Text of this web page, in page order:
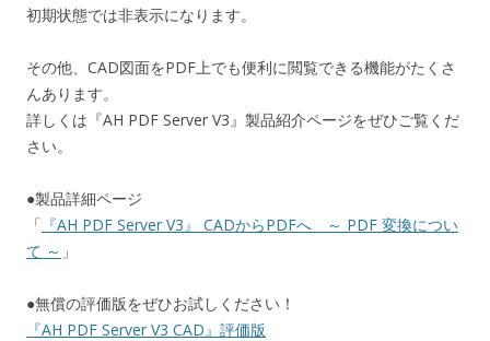
初期状態では非表示になります。
その他、CAD図面をPDF上でも便利に閲覧できる機能がたくさ
んあります。
詳しくは『AH PDF Server V3』製品紹介ページをぜひご覧くだ
さい。
●製品詳細ページ
「 『AH PDF Server V3』 CADからPDFへ ～ PDF 変換につい
て ～ 」
●無償の評価版をぜひお試しください！
『AH PDF Server V3 CAD』評価版